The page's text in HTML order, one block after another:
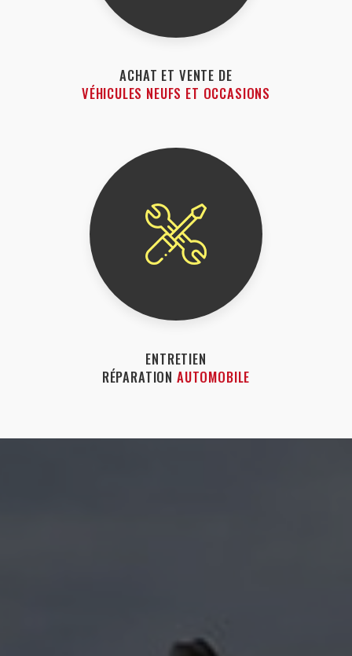
ACHAT ET VENTE DE
VÉHICULES NEUFS ET OCCASIONS
ENTRETIEN
RÉPARATION AUTOMOBILE